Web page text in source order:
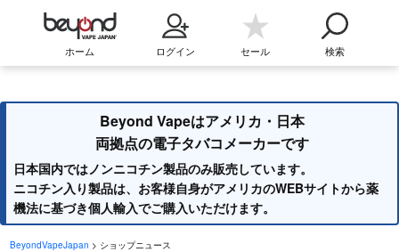
ホーム ログイン セール 検索
Beyond Vapeはアメリカ・日本
両拠点の電子タバコメーカーです
日本国内ではノンニコチン製品のみ販売しています。
ニコチン入り製品は、お客様自身がアメリカのWEBサイトから薬
機法に基づき個人輸入でご購入いただけます。
BeyondVapeJapan > ショップニュース